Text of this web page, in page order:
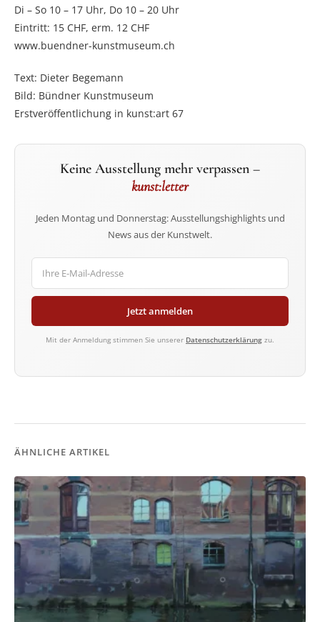
Di – So 10 – 17 Uhr, Do 10 – 20 Uhr
Eintritt: 15 CHF, erm. 12 CHF
www.buendner-kunstmuseum.ch
Text: Dieter Begemann
Bild: Bündner Kunstmuseum
Erstveröffentlichung in kunst:art 67
Keine Ausstellung mehr verpassen –
kunst:letter
Jeden Montag und Donnerstag: Ausstellungshighlights und
News aus der Kunstwelt.
Jetzt anmelden
Mit der Anmeldung stimmen Sie unserer Datenschutzerklärung zu.
ÄHNLICHE ARTIKEL